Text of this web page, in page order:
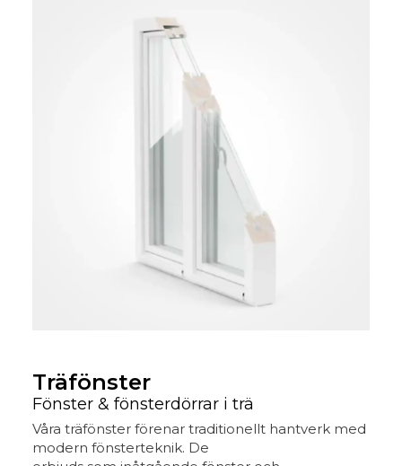
Träfönster
Fönster & fönsterdörrar i trä
Våra träfönster förenar traditionellt hantverk med
modern fönsterteknik. De